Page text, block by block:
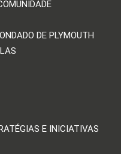
DE PLYMOUTH
E INICIATIVAS